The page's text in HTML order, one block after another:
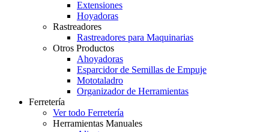
Extensiones
Hoyadoras
Rastreadores
Rastreadores para Maquinarias
Otros Productos
Ahoyadoras
Esparcidor de Semillas de Empuje
Mototaladro
Organizador de Herramientas
Ferretería
Ver todo Ferretería
Herramientas Manuales